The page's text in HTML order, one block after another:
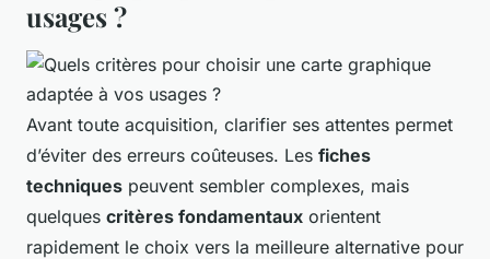
usages ?
Avant toute acquisition, clarifier ses attentes permet
d’éviter des erreurs coûteuses. Les fiches
techniques peuvent sembler complexes, mais
quelques critères fondamentaux orientent
rapidement le choix vers la meilleure alternative pour